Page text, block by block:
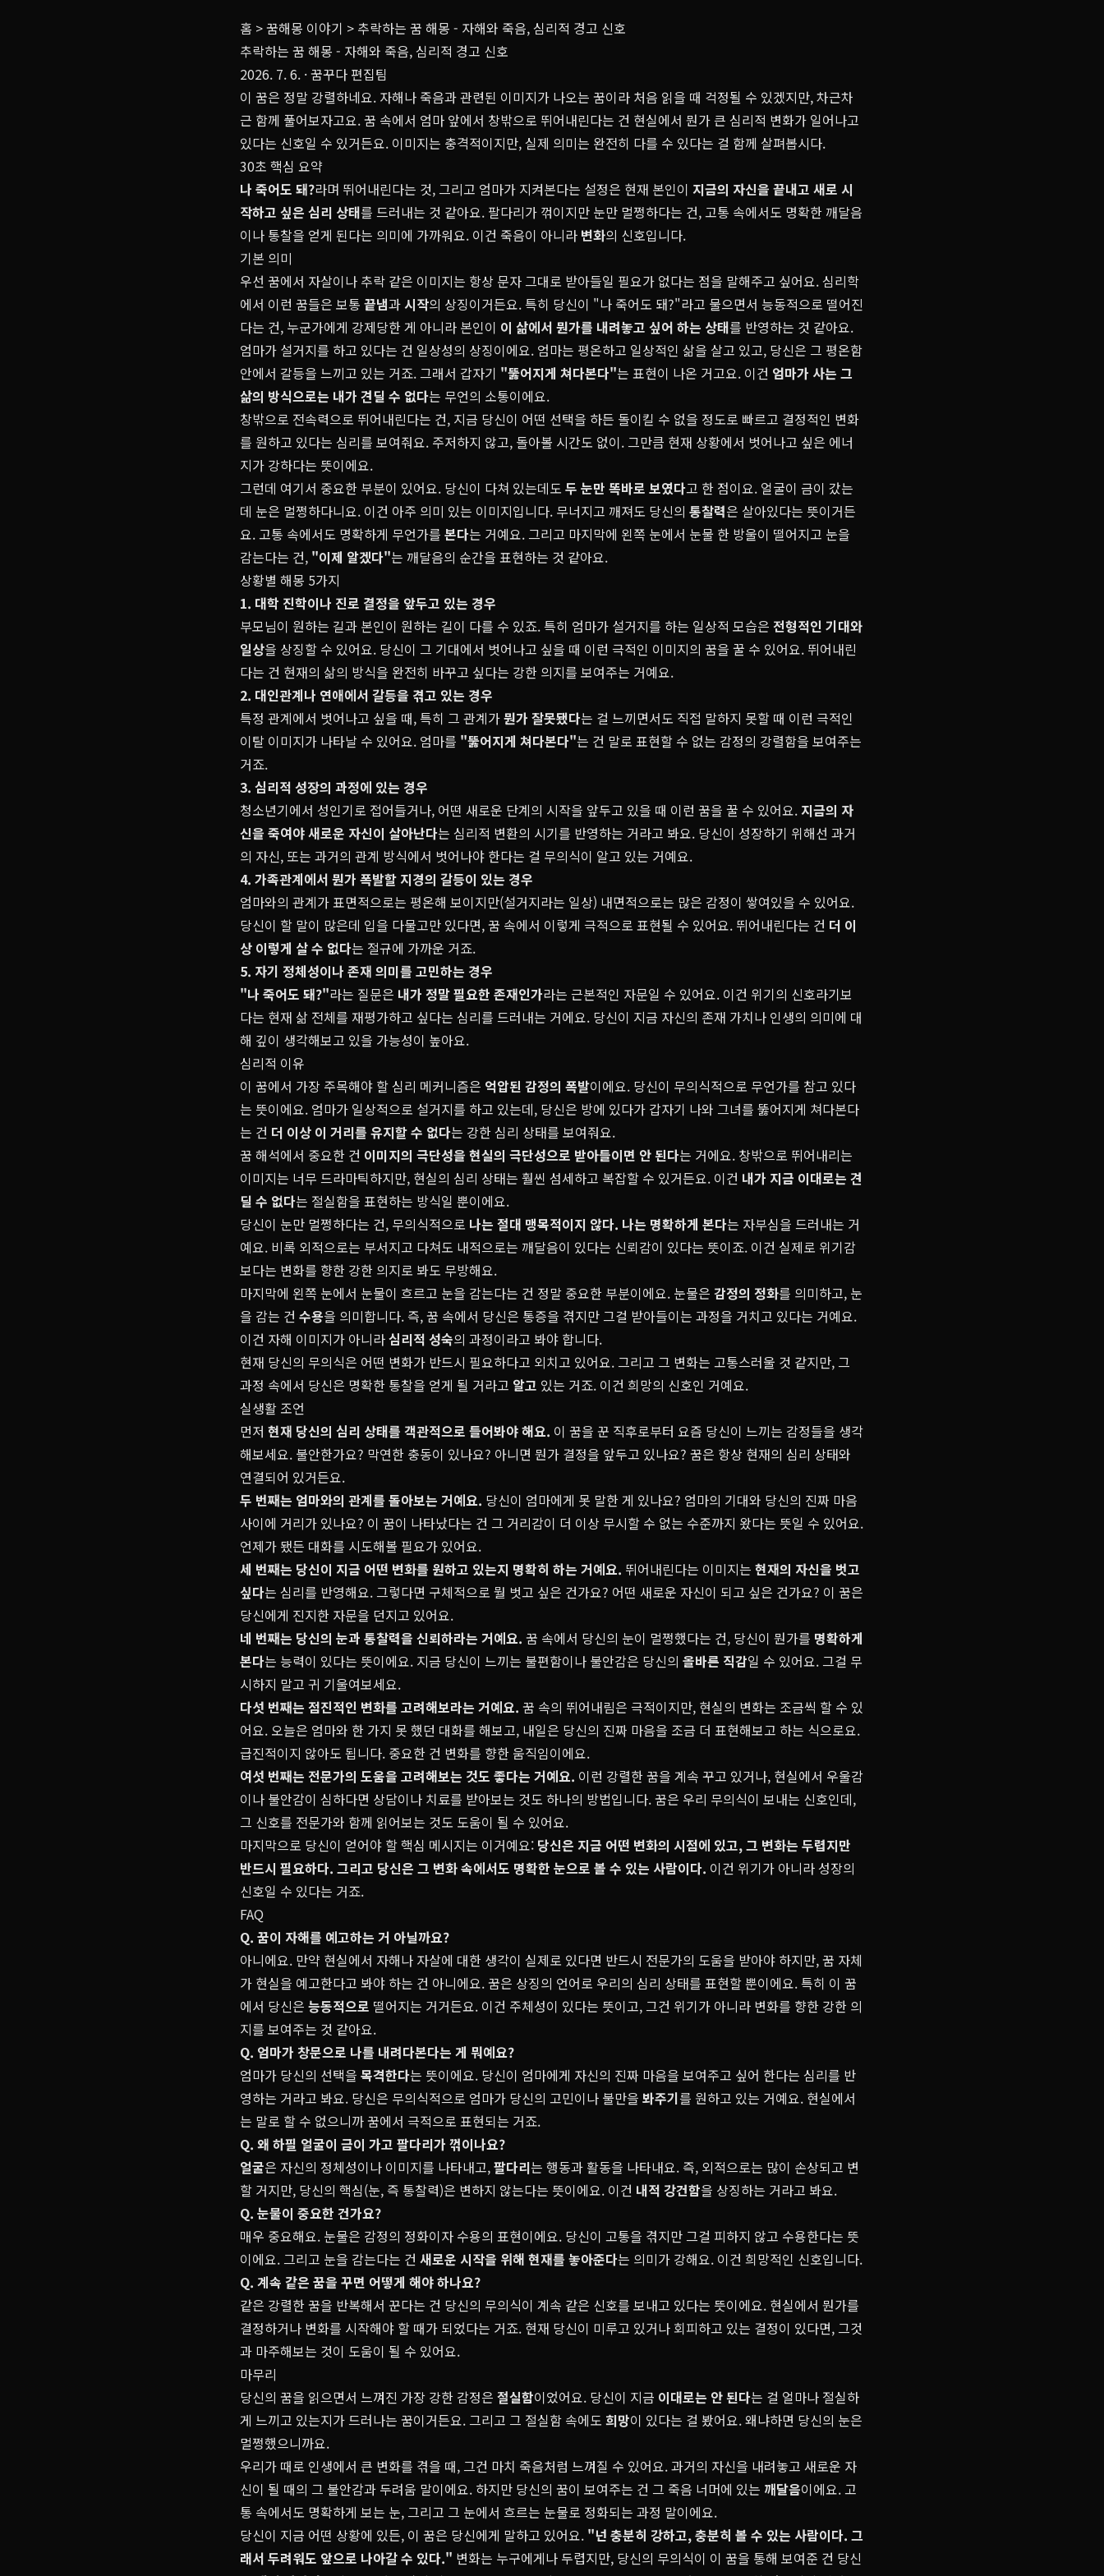
홈 >꿈해몽 이야기 > 추락하는 꿈 해몽 - 자해와 죽음, 심리적 경고 신호
추락하는 꿈 해몽 - 자해와 죽음, 심리적 경고 신호
2026. 7. 6. · 꿈꾸다 편집팀
이 꿈은 정말 강렬하네요. 자해나 죽음과 관련된 이미지가 나오는 꿈이라 처음 읽을 때 걱정될 수 있겠지만, 차근차
근 함께 풀어보자고요. 꿈 속에서 엄마 앞에서 창밖으로 뛰어내린다는 건 현실에서 뭔가 큰 심리적 변화가 일어나고
있다는 신호일 수 있거든요. 이미지는 충격적이지만, 실제 의미는 완전히 다를 수 있다는 걸 함께 살펴봅시다.
30초 핵심 요약
나 죽어도 돼?라며 뛰어내린다는 것, 그리고 엄마가 지켜본다는 설정은 현재 본인이 지금의 자신을 끝내고 새로 시
작하고 싶은 심리 상태를 드러내는 것 같아요. 팔다리가 꺾이지만 눈만 멀쩡하다는 건, 고통 속에서도 명확한 깨달음
이나 통찰을 얻게 된다는 의미에 가까워요. 이건 죽음이 아니라 변화의 신호입니다.
기본 의미
우선 꿈에서 자살이나 추락 같은 이미지는 항상 문자 그대로 받아들일 필요가 없다는 점을 말해주고 싶어요. 심리학
에서 이런 꿈들은 보통 끝냄과시작의 상징이거든요. 특히 당신이 "나 죽어도 돼?"라고 물으면서 능동적으로 떨어진
다는 건, 누군가에게 강제당한 게 아니라 본인이 이 삶에서 뭔가를 내려놓고 싶어 하는 상태를 반영하는 것 같아요.
엄마가 설거지를 하고 있다는 건 일상성의 상징이에요. 엄마는 평온하고 일상적인 삶을 살고 있고, 당신은 그 평온함
안에서 갈등을 느끼고 있는 거죠. 그래서 갑자기 "뚫어지게 쳐다본다"는 표현이 나온 거고요. 이건 엄마가 사는 그
삶의 방식으로는 내가 견딜 수 없다는 무언의 소통이에요.
창밖으로 전속력으로 뛰어내린다는 건, 지금 당신이 어떤 선택을 하든 돌이킬 수 없을 정도로 빠르고 결정적인 변화
를 원하고 있다는 심리를 보여줘요. 주저하지 않고, 돌아볼 시간도 없이. 그만큼 현재 상황에서 벗어나고 싶은 에너
지가 강하다는 뜻이에요.
그런데 여기서 중요한 부분이 있어요. 당신이 다쳐 있는데도 두 눈만 똑바로 보였다고 한 점이요. 얼굴이 금이 갔는
데 눈은 멀쩡하다니요. 이건 아주 의미 있는 이미지입니다. 무너지고 깨져도 당신의 통찰력은 살아있다는 뜻이거든
요. 고통 속에서도 명확하게 무언가를 본다는 거예요. 그리고 마지막에 왼쪽 눈에서 눈물 한 방울이 떨어지고 눈을
감는다는 건, "이제 알겠다"는 깨달음의 순간을 표현하는 것 같아요.
상황별 해몽 5가지
1. 대학 진학이나 진로 결정을 앞두고 있는 경우
부모님이 원하는 길과 본인이 원하는 길이 다를 수 있죠. 특히 엄마가 설거지를 하는 일상적 모습은 전형적인 기대와
일상을 상징할 수 있어요. 당신이 그 기대에서 벗어나고 싶을 때 이런 극적인 이미지의 꿈을 꿀 수 있어요. 뛰어내린
다는 건 현재의 삶의 방식을 완전히 바꾸고 싶다는 강한 의지를 보여주는 거예요.
2. 대인관계나 연애에서 갈등을 겪고 있는 경우
특정 관계에서 벗어나고 싶을 때, 특히 그 관계가뭔가 잘못됐다는 걸 느끼면서도 직접 말하지 못할 때 이런 극적인
이탈 이미지가 나타날 수 있어요. 엄마를 "뚫어지게 쳐다본다"는 건 말로 표현할 수 없는 감정의 강렬함을 보여주는
거죠.
3. 심리적 성장의 과정에 있는 경우
청소년기에서 성인기로 접어들거나, 어떤 새로운 단계의 시작을 앞두고 있을 때 이런 꿈을 꿀 수 있어요. 지금의 자
신을 죽여야 새로운 자신이 살아난다는 심리적 변환의 시기를 반영하는 거라고 봐요. 당신이 성장하기 위해선 과거
의 자신, 또는 과거의 관계 방식에서 벗어나야 한다는 걸 무의식이 알고 있는 거예요.
4. 가족관계에서 뭔가 폭발할 지경의 갈등이 있는 경우
엄마와의 관계가 표면적으로는 평온해 보이지만(설거지라는 일상) 내면적으로는 많은 감정이 쌓여있을 수 있어요.
당신이 할 말이 많은데 입을 다물고만 있다면, 꿈 속에서 이렇게 극적으로 표현될 수 있어요. 뛰어내린다는 건 더 이
상 이렇게 살 수 없다는 절규에 가까운 거죠.
5. 자기 정체성이나 존재 의미를 고민하는 경우
"나 죽어도 돼?"라는 질문은 내가 정말 필요한 존재인가라는 근본적인 자문일 수 있어요. 이건 위기의 신호라기보
다는 현재 삶 전체를 재평가하고 싶다는 심리를 드러내는 거에요. 당신이 지금 자신의 존재 가치나 인생의 의미에 대
해 깊이 생각해보고 있을 가능성이 높아요.
심리적 이유
이 꿈에서 가장 주목해야 할 심리 메커니즘은 억압된 감정의 폭발이에요. 당신이 무의식적으로 무언가를 참고 있다
는 뜻이에요. 엄마가 일상적으로 설거지를 하고 있는데, 당신은 방에 있다가 갑자기 나와 그녀를 뚫어지게 쳐다본다
는 건 더 이상 이 거리를 유지할 수 없다는 강한 심리 상태를 보여줘요.
꿈 해석에서 중요한 건 이미지의 극단성을 현실의 극단성으로 받아들이면 안 된다는 거에요. 창밖으로 뛰어내리는
이미지는 너무 드라마틱하지만, 현실의 심리 상태는 훨씬 섬세하고 복잡할 수 있거든요. 이건 내가 지금 이대로는 견
딜 수 없다는 절실함을 표현하는 방식일 뿐이에요.
당신이 눈만 멀쩡하다는 건, 무의식적으로 나는 절대 맹목적이지 않다. 나는 명확하게 본다는 자부심을 드러내는 거
예요. 비록 외적으로는 부서지고 다쳐도 내적으로는 깨달음이 있다는 신뢰감이 있다는 뜻이죠. 이건 실제로 위기감
보다는 변화를 향한 강한 의지로 봐도 무방해요.
마지막에 왼쪽 눈에서 눈물이 흐르고 눈을 감는다는 건 정말 중요한 부분이에요. 눈물은 감정의 정화를 의미하고, 눈
을 감는 건 수용을 의미합니다. 즉, 꿈 속에서 당신은 통증을 겪지만 그걸 받아들이는 과정을 거치고 있다는 거예요.
이건 자해 이미지가 아니라심리적 성숙의 과정이라고 봐야 합니다.
현재 당신의 무의식은 어떤 변화가 반드시 필요하다고 외치고 있어요. 그리고 그 변화는 고통스러울 것 같지만, 그
과정 속에서 당신은 명확한 통찰을 얻게 될 거라고 알고 있는 거죠. 이건 희망의 신호인 거예요.
실생활 조언
먼저 현재 당신의 심리 상태를 객관적으로 들어봐야 해요. 이 꿈을 꾼 직후로부터 요즘 당신이 느끼는 감정들을 생각
해보세요. 불안한가요? 막연한 충동이 있나요? 아니면 뭔가 결정을 앞두고 있나요? 꿈은 항상 현재의 심리 상태와
연결되어 있거든요.
두 번째는 엄마와의 관계를 돌아보는 거예요. 당신이 엄마에게 못 말한 게 있나요? 엄마의 기대와 당신의 진짜 마음
사이에 거리가 있나요? 이 꿈이 나타났다는 건 그 거리감이 더 이상 무시할 수 없는 수준까지 왔다는 뜻일 수 있어요.
언제가 됐든 대화를 시도해볼 필요가 있어요.
세 번째는 당신이 지금 어떤 변화를 원하고 있는지 명확히 하는 거예요. 뛰어내린다는 이미지는 현재의 자신을 벗고
싶다는 심리를 반영해요. 그렇다면 구체적으로 뭘 벗고 싶은 건가요? 어떤 새로운 자신이 되고 싶은 건가요? 이 꿈은
당신에게 진지한 자문을 던지고 있어요.
네 번째는 당신의 눈과 통찰력을 신뢰하라는 거예요. 꿈 속에서 당신의 눈이 멀쩡했다는 건, 당신이 뭔가를 명확하게
본다는 능력이 있다는 뜻이에요. 지금 당신이 느끼는 불편함이나 불안감은 당신의 올바른 직감일 수 있어요. 그걸 무
시하지 말고 귀 기울여보세요.
다섯 번째는 점진적인 변화를 고려해보라는 거예요. 꿈 속의 뛰어내림은 극적이지만, 현실의 변화는 조금씩 할 수 있
어요. 오늘은 엄마와 한 가지 못 했던 대화를 해보고, 내일은 당신의 진짜 마음을 조금 더 표현해보고 하는 식으로요.
급진적이지 않아도 됩니다. 중요한 건 변화를 향한 움직임이에요.
여섯 번째는 전문가의 도움을 고려해보는 것도 좋다는 거예요. 이런 강렬한 꿈을 계속 꾸고 있거나, 현실에서 우울감
이나 불안감이 심하다면 상담이나 치료를 받아보는 것도 하나의 방법입니다. 꿈은 우리 무의식이 보내는 신호인데,
그 신호를 전문가와 함께 읽어보는 것도 도움이 될 수 있어요.
마지막으로 당신이 얻어야 할 핵심 메시지는 이거예요: 당신은 지금 어떤 변화의 시점에 있고, 그 변화는 두렵지만
반드시 필요하다. 그리고 당신은 그 변화 속에서도 명확한 눈으로 볼 수 있는 사람이다. 이건 위기가 아니라 성장의
신호일 수 있다는 거죠.
FAQ
Q. 꿈이 자해를 예고하는 거 아닐까요?
아니에요. 만약 현실에서 자해나 자살에 대한 생각이 실제로 있다면 반드시 전문가의 도움을 받아야 하지만, 꿈 자체
가 현실을 예고한다고 봐야 하는 건 아니에요. 꿈은 상징의 언어로 우리의 심리 상태를 표현할 뿐이에요. 특히 이 꿈
에서 당신은 능동적으로 떨어지는 거거든요. 이건 주체성이 있다는 뜻이고, 그건 위기가 아니라 변화를 향한 강한 의
지를 보여주는 것 같아요.
Q. 엄마가 창문으로 나를 내려다본다는 게 뭐예요?
엄마가 당신의 선택을 목격한다는 뜻이에요. 당신이 엄마에게 자신의 진짜 마음을 보여주고 싶어 한다는 심리를 반
영하는 거라고 봐요. 당신은 무의식적으로 엄마가 당신의 고민이나 불만을 봐주기를 원하고 있는 거예요. 현실에서
는 말로 할 수 없으니까 꿈에서 극적으로 표현되는 거죠.
Q. 왜 하필 얼굴이 금이 가고 팔다리가 꺾이나요?
얼굴은 자신의 정체성이나 이미지를 나타내고,팔다리는 행동과 활동을 나타내요. 즉, 외적으로는 많이 손상되고 변
할 거지만, 당신의 핵심(눈, 즉 통찰력)은 변하지 않는다는 뜻이에요. 이건 내적 강건함을 상징하는 거라고 봐요.
Q. 눈물이 중요한 건가요?
매우 중요해요. 눈물은 감정의 정화이자 수용의 표현이에요. 당신이 고통을 겪지만 그걸 피하지 않고 수용한다는 뜻
이에요. 그리고 눈을 감는다는 건 새로운 시작을 위해 현재를 놓아준다는 의미가 강해요. 이건 희망적인 신호입니다.
Q. 계속 같은 꿈을 꾸면 어떻게 해야 하나요?
같은 강렬한 꿈을 반복해서 꾼다는 건 당신의 무의식이 계속 같은 신호를 보내고 있다는 뜻이에요. 현실에서 뭔가를
결정하거나 변화를 시작해야 할 때가 되었다는 거죠. 현재 당신이 미루고 있거나 회피하고 있는 결정이 있다면, 그것
과 마주해보는 것이 도움이 될 수 있어요.
마무리
당신의 꿈을 읽으면서 느껴진 가장 강한 감정은 절실함이었어요. 당신이 지금 이대로는 안 된다는 걸 얼마나 절실하
게 느끼고 있는지가 드러나는 꿈이거든요. 그리고 그 절실함 속에도 희망이 있다는 걸 봤어요. 왜냐하면 당신의 눈은
멀쩡했으니까요.
우리가 때로 인생에서 큰 변화를 겪을 때, 그건 마치 죽음처럼 느껴질 수 있어요. 과거의 자신을 내려놓고 새로운 자
신이 될 때의 그 불안감과 두려움 말이에요. 하지만 당신의 꿈이 보여주는 건 그 죽음 너머에 있는 깨달음이에요. 고
통 속에서도 명확하게 보는 눈, 그리고 그 눈에서 흐르는 눈물로 정화되는 과정 말이에요.
당신이 지금 어떤 상황에 있든, 이 꿈은 당신에게 말하고 있어요. "넌 충분히 강하고, 충분히 볼 수 있는 사람이다. 그
래서 두려워도 앞으로 나아갈 수 있다." 변화는 누구에게나 두렵지만, 당신의 무의식이 이 꿈을 통해 보여준 건 당신